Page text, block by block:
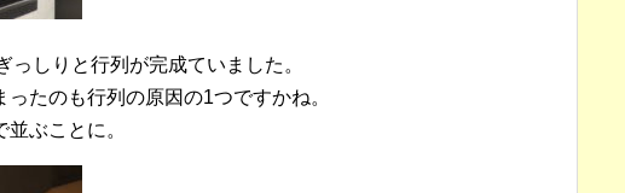
しりと行列が完成ていました。
たのも行列の原因の1つですかね。
ぶことに。